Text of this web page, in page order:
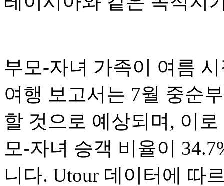
부모-자녀 가족이 여름
여행 보고서는 7월 중순
할 것으로 예상되며, 이
모-자녀 승객 비율이
니다. Utour 데이터에 따